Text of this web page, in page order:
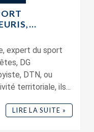
expert du sport
DG
DTN, ou
territoriale, ils...
LIRE LA SUITE »